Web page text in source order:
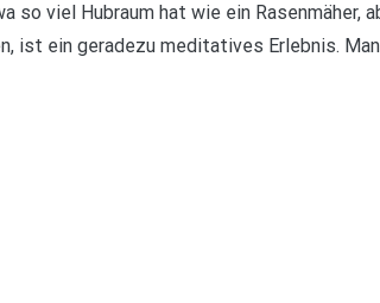
viel Hubraum hat wie ein Rasenmäher,
ist ein geradezu meditatives Erlebnis.